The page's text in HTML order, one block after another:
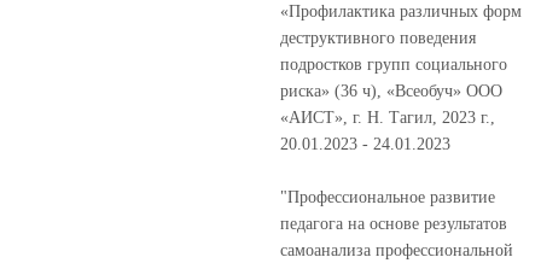
«Профилактика различных форм
деструктивного поведения
подростков групп социального
риска» (36 ч), «Всеобуч» ООО
«АИСТ», г. Н. Тагил, 2023 г.,
20.01.2023 - 24.01.2023
"Профессиональное развитие
педагога на основе результатов
самоанализа профессиональной